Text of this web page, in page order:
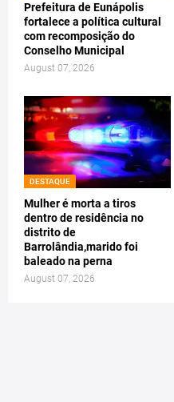
Prefeitura de Eunápolis
fortalece a política cultural
com recomposição do
Conselho Municipal
August 07, 2026
DESTAQUE
Mulher é morta a tiros
dentro de residência no
distrito de
Barrolândia,marido foi
baleado na perna
August 07, 2026